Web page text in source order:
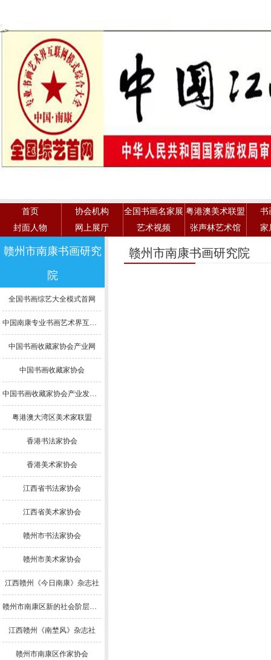
-->
首页 协会机构 全国书画名家展 粤港澳美术联盟
书
封面人物
网上展厅 艺术视频 张声林艺术馆 家
赣州市南康书画研究
院
全国书画综艺大全模式首网
中国南康专业书画艺术界互联网模式综合大全
中国书画收藏家协会产业网
中国书画收藏家协会
中国书画收藏家协会产业发展委员会
粤港澳大湾区美术家联盟
香港书法家协会
香港美术家协会
江西省书法家协会
江西省美术家协会
赣州市书法家协会
赣州市美术家协会
江西赣州《今日南康》杂志社
赣州市南康区新的社会阶层人士联谊会
江西赣州《南埜风》杂志社
赣州市南康区作家协会
赣州市南康书画研究院